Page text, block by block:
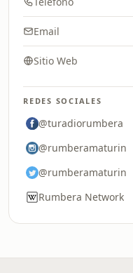
Email
Sitio Web
REDES SOCIALES
@turadiorumbera
@rumberamaturin
@rumberamaturin
Rumbera Network